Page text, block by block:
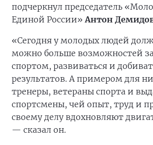
подчеркнул председатель
Единой России»Антон
«Сегодня у молодых людей
можно больше возможностей
спортом, развиваться и
результатов. А примером для
тренеры, ветераны спорта и
спортсмены, чей опыт, труд и
своему делу вдохновляют
— сказал он.